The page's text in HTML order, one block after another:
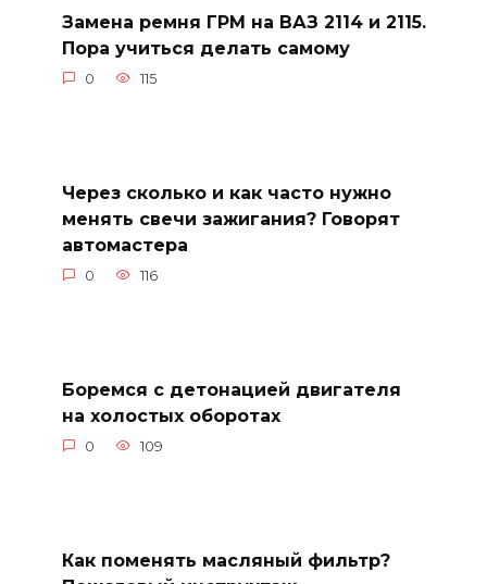
Замена ремня ГРМ на ВАЗ 2114 и 2115.
Пора учиться делать самому
0 115
Через сколько и как часто нужно
менять свечи зажигания? Говорят
автомастера
0 116
Боремся с детонацией двигателя
на холостых оборотах
0 109
Как поменять масляный фильтр?